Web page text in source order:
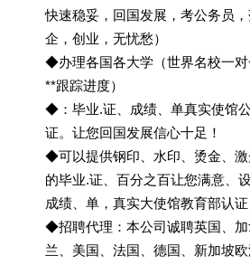
快速稳妥，回国发展，考公务员
企，创业，无忧愁）
◆办理各国各大学（世界名校一
**跟踪进度）
◆：毕业.证、成绩、单真实使馆
证。让您回国发展信心十足！
◆可以提供钢印、水印、烫金、
的毕业.证、百分之百让您满意、
成绩、单，真实大使馆教育部认证
◆招聘代理：本公司诚聘英国、
兰、美国、法国、德国、新加坡